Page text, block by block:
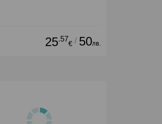
25.57
€ / 50лв.